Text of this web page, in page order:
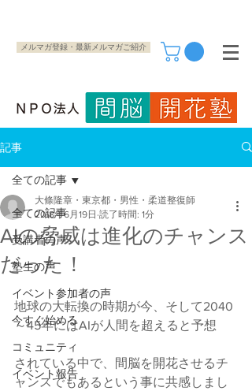
メルマガ登録・最新メルマガご紹介
記事
全ての記事
受講者の声
塾生の声
イベント参加者の声
今すぐ始める
コミュニティ
イベント報告
全ての記事
AIの脅威は進化のチャンス
だった！
大條隆章・東京都・男性・柔道整復師
2018年6月19日 読了時間: 1分
地球の大転換の時期が今、そして2040
～45年にはAIが人間を超えると予想
されている中で、間脳を開花させるチ
ャンスでもあるという事に共感しまし